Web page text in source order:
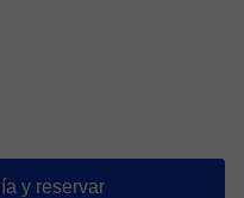
y reservar